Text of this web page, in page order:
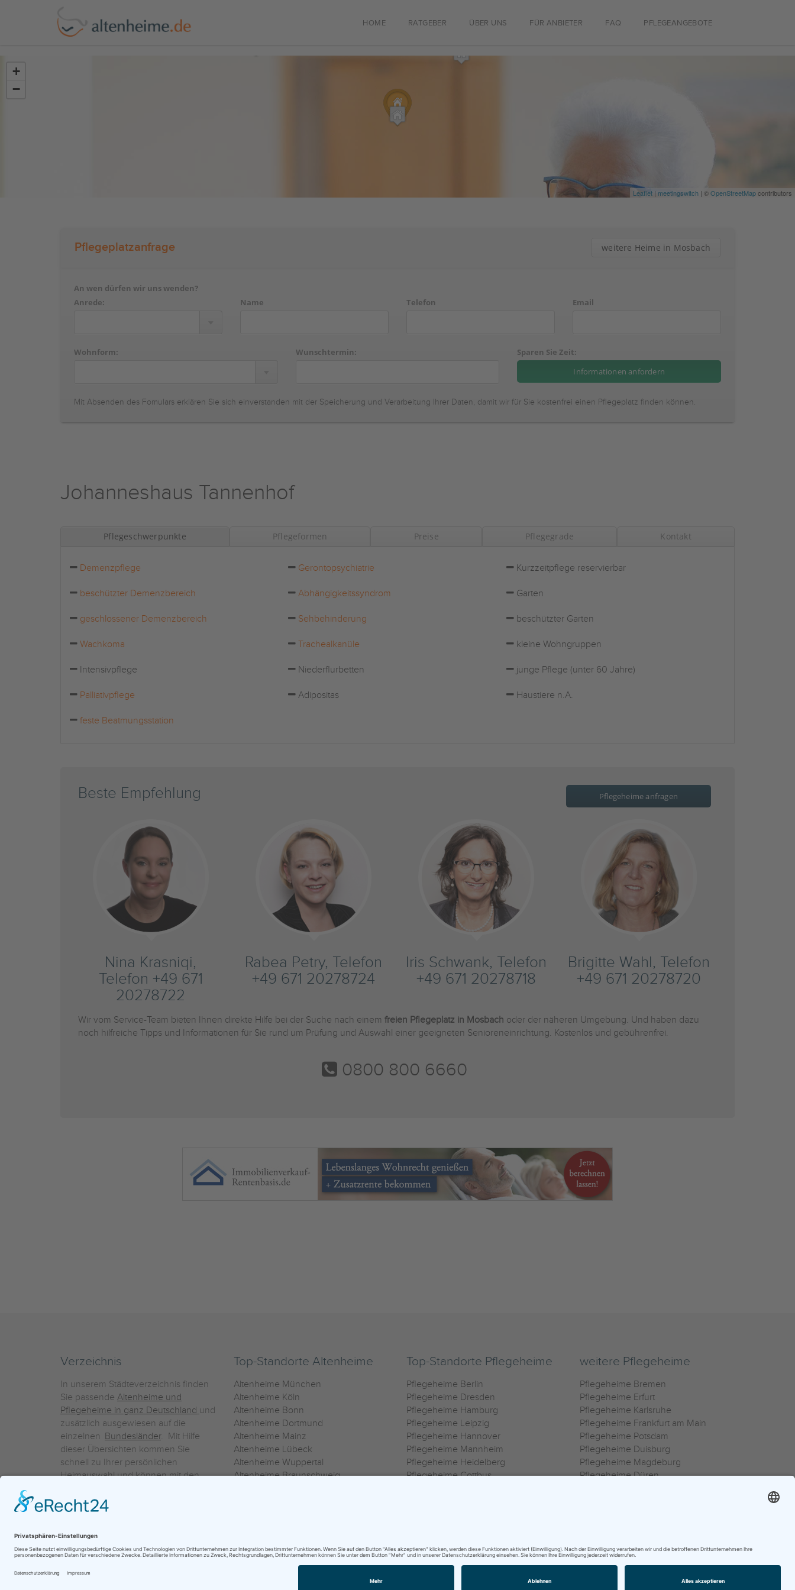
HOME RATGEBER ÜBER UNS FÜR ANBIETER FAQ PFLEGEANGEBOTE
+
−
Leaflet | meetingswitch | ©OpenStreetMapcontributors
Pflegeplatzanfrage weitere Heime in Mosbach
An wen dürfen wir uns wenden?
Anrede:
Name Telefon Email
Wohnform: Wunschtermin: Sparen Sie Zeit:
Mit Absenden des Fomulars erklären Sie sich einverstanden mit der Speicherung und Verarbeitung Ihrer Daten, damit wir für Sie kostenfrei einen Pflegeplatz finden können.
Johanneshaus Tannenhof
Pflegeschwerpunkte Pflegeformen Preise Pflegegrade Kontakt
Demenzpflege Gerontopsychiatrie Kurzzeitpflege reservierbar
beschützter Demenzbereich Abhängigkeitssyndrom Garten
geschlossener Demenzbereich Sehbehinderung beschützter Garten
Wachkoma Trachealkanüle kleine Wohngruppen
Intensivpflege Niederflurbetten junge Pflege (unter 60 Jahre)
Palliativpflege Adipositas Haustiere n.A.
feste Beatmungsstation
Beste Empfehlung Pflegeheime anfragen
Nina Krasniqi,
Telefon +49 671
20278722
Rabea Petry, Telefon
+49 671 20278724
Iris Schwank, Telefon
+49 671 20278718
Brigitte Wahl, Telefon
+49 671 20278720
Wir vom Service-Team bieten Ihnen direkte Hilfe bei der Suche nach einem freien Pflegeplatz in Mosbach oder der näheren Umgebung. Und haben dazu
noch hilfreiche Tipps und Informationen für Sie rund um Prüfung und Auswahl einer geeigneten Senioreneinrichtung. Kostenlos und gebührenfrei.
0800 800 6660
Verzeichnis
In unserem Städteverzeichnis finden
Sie passende Altenheime und
Pflegeheime in ganz Deutschland und
zusätzlich ausgewiesen auf die
einzelnen Bundesländer. Mit Hilfe
dieser Übersichten kommen Sie
schnell zu Ihrer persönlichen
Heimauswahl und können mit den
einzelnen Häuser Leistungsvergleiche
vornehmen.
Top-Standorte Altenheime
Altenheime München
Altenheime Köln
Altenheime Bonn
Altenheime Dortmund
Altenheime Mainz
Altenheime Lübeck
Altenheime Wuppertal
Altenheime Braunschweig
Top-Standorte Pflegeheime
Pflegeheime Berlin
Pflegeheime Dresden
Pflegeheime Hamburg
Pflegeheime Leipzig
Pflegeheime Hannover
Pflegeheime Mannheim
Pflegeheime Heidelberg
Pflegeheime Cottbus
weitere Pflegeheime
Pflegeheime Bremen
Pflegeheime Erfurt
Pflegeheime Karlsruhe
Pflegeheime Frankfurt am Main
Pflegeheime Potsdam
Pflegeheime Duisburg
Pflegeheime Magdeburg
Pflegeheime Düren
0800 800 666 0